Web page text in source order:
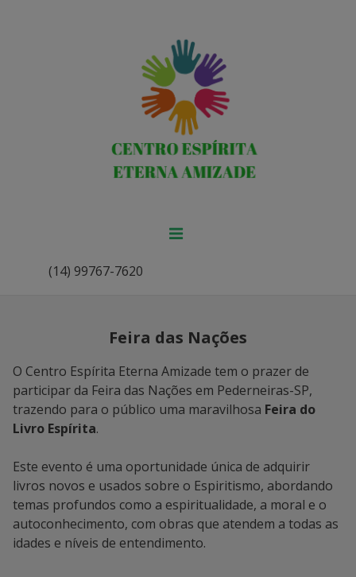
(14) 99767-7620
Feira das Nações
O Centro Espírita Eterna Amizade tem o prazer de
participar da Feira das Nações em Pederneiras-SP,
trazendo para o público uma maravilhosa Feira do
Livro Espírita.
Este evento é uma oportunidade única de adquirir
livros novos e usados sobre o Espiritismo, abordando
temas profundos como a espiritualidade, a moral e o
autoconhecimento, com obras que atendem a todas as
idades e níveis de entendimento.